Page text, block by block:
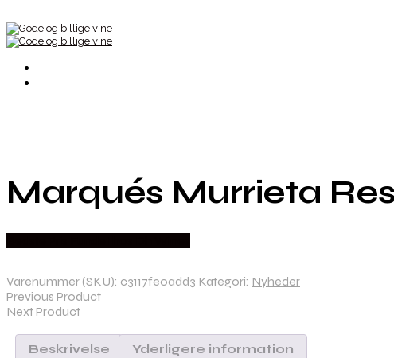
Marqués Murrieta
Varenummer (SKU): c3117fe0add3 Kategori: Nyheder
Previous Product
Next Product
Beskrivelse Yderligere information